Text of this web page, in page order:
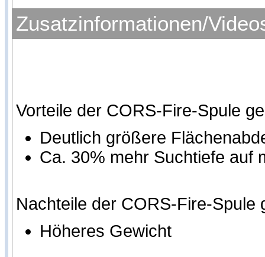
Zusatzinformationen/
Vorteile der CORS-Fire-Spule
Deutlich größere
Ca. 30% mehr Suchtiefe auf
Nachteile der CORS-Fire-Spule
Höheres Gewicht